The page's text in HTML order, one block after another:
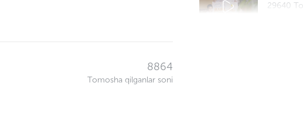
8864
Tomosha qilganlar soni
29640